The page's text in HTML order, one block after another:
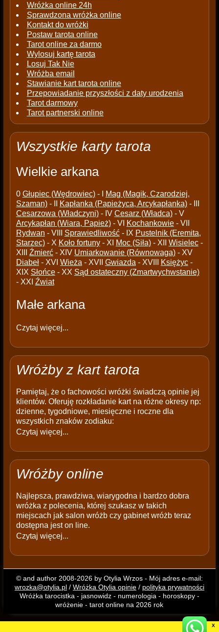
Wróżka online 24h
Sprawdzona wróżka online
Kontakt do wróżki
Postaw tarota online
Tarot online za darmo
Wylosuj kartę tarota
Losuj Tak Nie
Wróżba email
Stawianie kart tarota online
Przepowiadanie przyszłości z daty urodzenia
Tarot darmowy
Tarot partnerski online
Wszystkie karty tarota
Wielkie arkana
0 Głupiec (Wędrowiec)- I
Mag (Magik, Czarodziej,
Szaman)- II Kapłanka (Papieżyca, Arcykapłanka)- III
Cesarzowa (Władczyni)- IV Cesarz (Władca)- V
Arcykapłan (Wiara, Papież)- VI Kochankowie- VII
Rydwan - VIII Sprawiedliwość- IX Pustelnik (Eremita,
Starzec)- X Koło fortuny- XI Moc (Siła)- XII Wisielec-
XIII Źmierć- XIV Umiarkowanie (Równowaga)- XV
Diabeł- XVI Wieża - XVII Gwiazda - XVIII Księżyc-
XIX Słońce- XX Sąd ostateczny (Zmartwychwstanie)
- XXI Źwiat
Małe arkana
Czytaj więcej...
Wróżby z kart tarota
Pamiętaj, że o fachowości wróżki świadczą opinie jej
klientów. Oferuję rozkładanie kart na różne okresy np:
dzienne, tygodniowe, miesięczne i roczne dla
wszystkich znaków zodiaku:
Czytaj więcej...
Wróżby online
Najlepsza, prawdziwa, wiarygodna i bardzo dobra
wróżka z polecenia, której szukasz w takich
miejscach jak salon wróżb czy gabinet wróżb teraz
dostępna jest on line.
Czytaj więcej...
© and author 2008-2026 by Otylia Wrzos - Mój adres e-mail:
wrozka@otylia.pl/ Wróżka Otylia opinie/ polityka prywatności
Wróżka tarocistka - jasnowidz - numerologia - horoskopy -
wróżenie - tarot online na 2026 rok
X